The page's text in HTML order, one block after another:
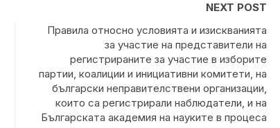
NEXT POST
Правила относно условията и изискванията
за участие на представители на
регистрираните за участие в изборите
партии, коалиции и инициативни комитети, на
български неправителствени организации,
които са регистрирали наблюдатели, и на
Българската академия на науките в процеса